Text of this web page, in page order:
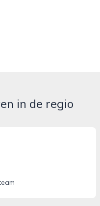
in de regio